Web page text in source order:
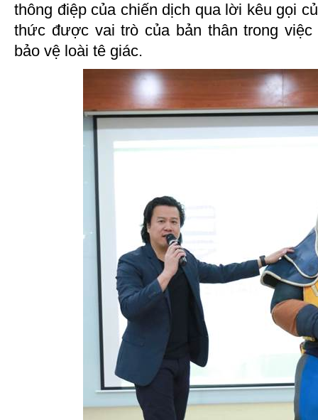
thông điệp của chiến dịch qua lời kêu gọi
thức được vai trò của bản thân trong
bảo vệ loài tê giác.